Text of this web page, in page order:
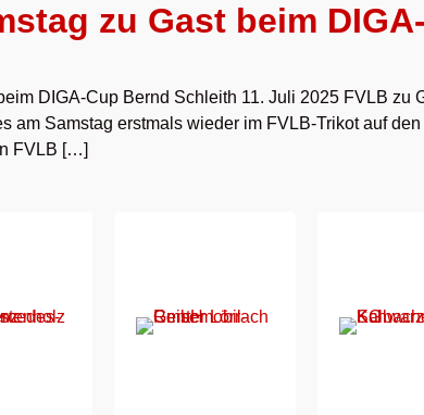
zu Gast beim
DIGA-Cup Bernd Schleith 11. Juli 2025 FVLB
am Samstag erstmals wieder im FVLB-Trikot auf
FVLB […]